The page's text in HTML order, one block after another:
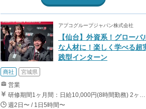
アプコグループジャパン株式会社
【仙台】外資系！グローバ
な人材に！楽しく学べる超
践型インターン
商社 宮城県
営業
研修期間1ヶ月間：日給10,000円(8時間勤務) 2ヶ月目以降は、日給からインセンティブの大きい成功報酬型へと切り替えとなります。 1件成約につき約3,000円〜40,000円 ○営業成績に応じてボーナスあり。 ○海外26ヵ国への海外研修あり。 ○組織マネージャーに昇格すると、別途ボーナスあり。
週2日〜 / 1日5時間〜